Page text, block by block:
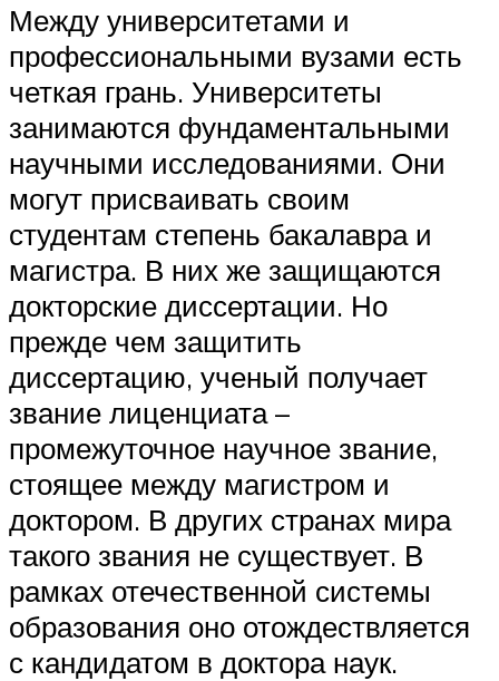
Между университетами и
профессиональными вузами есть
четкая грань. Университеты
занимаются фундаментальными
научными исследованиями. Они
могут присваивать своим
студентам степень бакалавра и
магистра. В них же защищаются
докторские диссертации. Но
прежде чем защитить
диссертацию, ученый получает
звание лиценциата –
промежуточное научное звание,
стоящее между магистром и
доктором. В других странах мира
такого звания не существует. В
рамках отечественной системы
образования оно отождествляется
с кандидатом в доктора наук.